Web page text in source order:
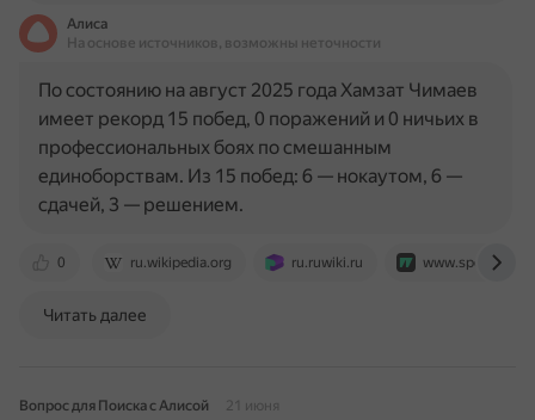
Алиса
На основе источников, возможны неточности
0 ru.wikipedia.org ru.ruwiki.ru www.sports.ru
По состоянию на август 2025 года Хамзат Чимаев
имеет рекорд 15 побед, 0 поражений и 0 ничьих в
профессиональных боях по смешанным
единоборствам. Из 15 побед: 6 — нокаутом, 6 —
сдачей, 3 — решением.
Читать далее
Вопрос для Поиска с Алисой
21 июня